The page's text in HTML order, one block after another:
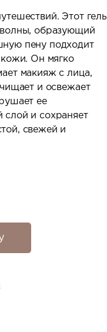
Этот гель
образующий
пену подходит
кожи. Он мягко
макияж с лица,
и освежает
ее
слой и сохраняет
свежей и